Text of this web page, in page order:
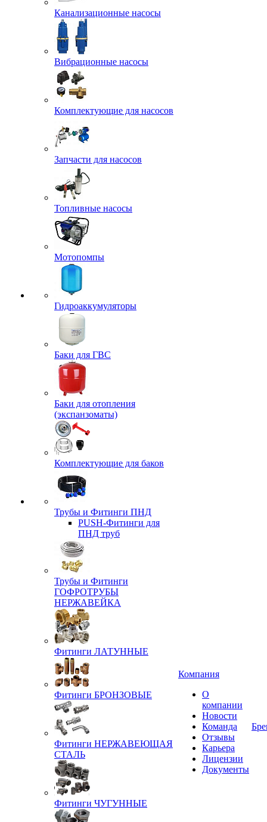
Канализационные насосы
Вибрационные насосы
Комплектующие для насосов
Запчасти для насосов
Топливные насосы
Мотопомпы
Гидроаккумуляторы
Баки для ГВС
Баки для отопления
(экспанзоматы)
Комплектующие для баков
Трубы и Фитинги ПНД
PUSH-Фитинги для
ПНД труб
Трубы и Фитинги
ГОФРОТРУБЫ
НЕРЖАВЕЙКА
Фитинги ЛАТУННЫЕ
Фитинги БРОНЗОВЫЕ
Фитинги НЕРЖАВЕЮЩАЯ
СТАЛЬ
Фитинги ЧУГУННЫЕ
Компания
О
компании
Новости
Команда
Отзывы
Карьера
Лицензии
Документы